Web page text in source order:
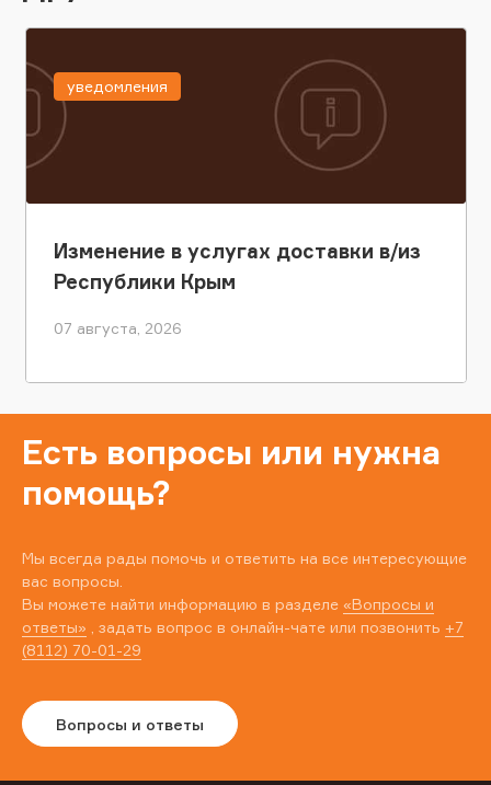
Изменение в услугах доставки в/из
Республики Крым
07 августа, 2026
уведомления
Есть вопросы или нужна
помощь?
Мы всегда рады помочь и ответить на все интересующие
вас вопросы.
Вы можете найти информацию в разделе «Вопросы и
ответы» , задать вопрос в онлайн-чате или позвонить +7
(8112) 70-01-29
Вопросы и ответы